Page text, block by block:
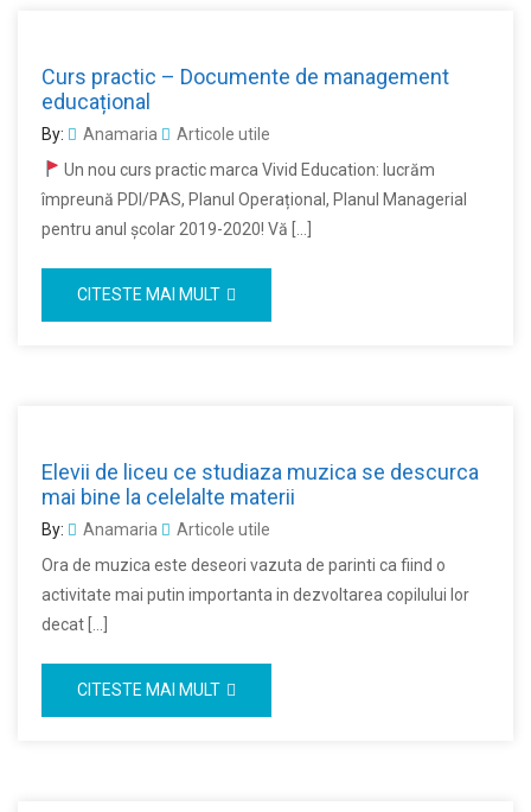
Curs practic – Documente de management
educațional
By: Anamaria
Articole utile
Un nou curs practic marca Vivid Education: lucrăm
împreună PDI/PAS, Planul Operațional, Planul Managerial
pentru anul școlar 2019-2020! Vă […]
CITESTE MAI MULT
Elevii de liceu ce studiaza muzica se descurca
mai bine la celelalte materii
By: Anamaria
Articole utile
Ora de muzica este deseori vazuta de parinti ca fiind o
activitate mai putin importanta in dezvoltarea copilului lor
decat […]
CITESTE MAI MULT